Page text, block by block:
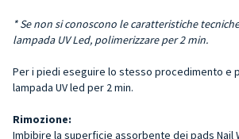
* Se non si conoscono le caratteristiche
lampada UV Led, polimerizzare per 2 min.
Per i piedi eseguire lo stesso procedimento e
lampada UV led per 2 min.
Rimozione:
Imbibire la superficie assorbente dei pads Nail